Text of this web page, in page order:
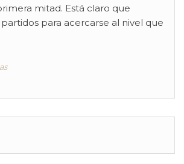
mitad. Está claro que
para acercarse al nivel que